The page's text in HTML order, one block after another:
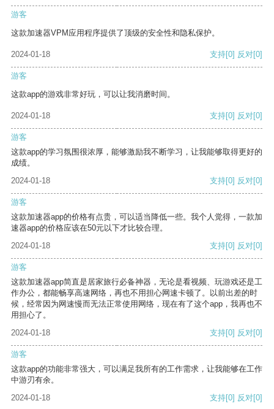
游客
这款加速器VPM应用程序提供了顶级的安全性和隐私保护。
2024-01-18 支持[0] 反对[0]
游客
这款app的游戏非常好玩，可以让我消磨时间。
2024-01-18 支持[0] 反对[0]
游客
这款app的学习氛围很浓厚，能够激励我不断学习，让我能够取得更好的
成绩。
2024-01-18
支持[0] 反对[0]
游客
这款加速器app的价格有点贵，可以适当降低一些。我个人觉得，一款加
速器app的价格应该在50元以下才比较合理。
2024-01-18
支持[0] 反对[0]
游客
这款加速器app简直是居家旅行必备神器，无论是看视频、玩游戏还是工
作办公，都能畅享高速网络，再也不用担心网速卡顿了。以前出差的时
候，经常因为网速慢而无法正常使用网络，现在有了这个app，我再也不
用担心了。
2024-01-18
支持[0] 反对[0]
游客
这款app的功能非常强大，可以满足我所有的工作需求，让我能够在工作
中游刃有余。
2024-01-18
支持[0] 反对[0]